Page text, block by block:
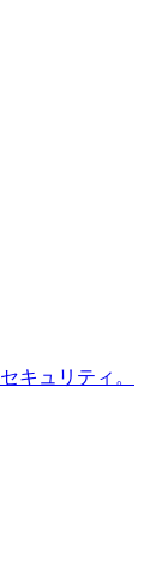
キュリティ。